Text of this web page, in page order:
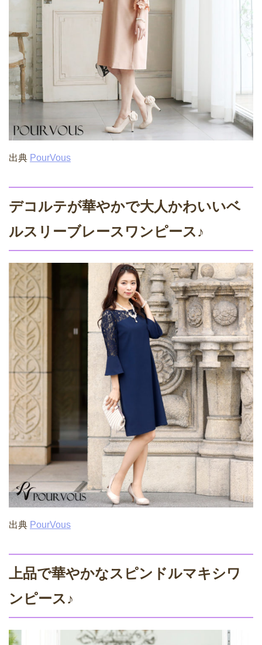
出典 PourVous
デコルテが華やかで大人かわいいベ
ルスリーブレースワンピース♪
出典 PourVous
上品で華やかなスピンドルマキシワ
ンピース♪